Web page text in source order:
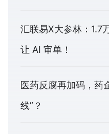
汇联易X大参林：1.7
让 AI 审单！
医药反腐再加码，药
线”？